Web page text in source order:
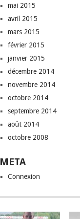
mai 2015
avril 2015
mars 2015
février 2015
janvier 2015
décembre 2014
novembre 2014
octobre 2014
septembre 2014
août 2014
octobre 2008
META
Connexion